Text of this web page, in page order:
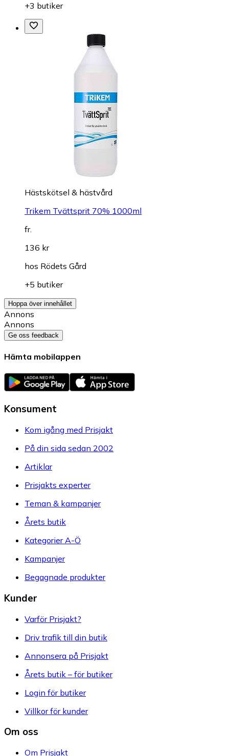
+3 butiker
Hästskötsel & hästvård
Trikem Tvättsprit 70% 1000ml
fr.
136 kr
hos Rödets Gård
+5 butiker
Hoppa över innehållet
Annons
Annons
Ge oss feedback
Hämta mobilappen
Konsument
Kom igång med Prisjakt
På din sida sedan 2002
Artiklar
Prisjakts experter
Teman & kampanjer
Årets butik
Kategorier A-Ö
Kampanjer
Begagnade produkter
Kunder
Varför Prisjakt?
Driv trafik till din butik
Annonsera på Prisjakt
Årets butik – för butiker
Login för butiker
Villkor för kunder
Om oss
Om Prisjakt